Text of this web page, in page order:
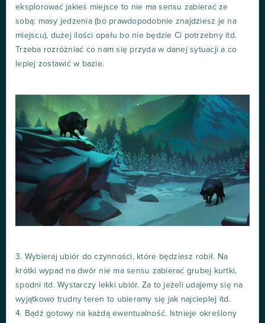
eksplorować jakieś miejsce to nie ma sensu zabierać ze
sobą: masy jedzenia (bo prawdopodobnie znajdziesz je na
miejscu), dużej ilości opału bo nie będzie Ci potrzebny itd.
Trzeba rozróżniać co nam się przyda w danej sytuacji a co
lepiej zostawić w bazie.
3. Wybieraj ubiór do czynności, które będziesz robił. Na
krótki wypad na dwór nie ma sensu zabierać grubej kurtki,
spodni itd. Wystarczy lekki ubiór. Za to jeżeli udajemy się na
wyjątkowo trudny teren to ubieramy się jak najcieplej itd.
4. Bądź gotowy na każdą ewentualność. Istnieje określony